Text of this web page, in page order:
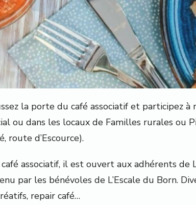
la porte du café associatif et participez à
ou dans les locaux de Familles rurales ou
route d’Escource).
associatif, il est ouvert aux adhérents de
par les bénévoles de L’Escale du Born.
repair café…